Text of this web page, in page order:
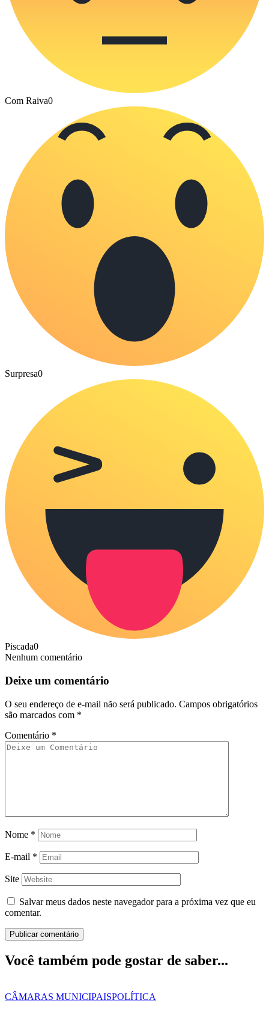
Com Raiva0
Surpresa0
Piscada0
Nenhum comentário
Deixe um comentário
O seu endereço de e-mail não será publicado. Campos obrigatórios
são marcados com *
Comentário *
Nome *
E-mail *
Site
Salvar meus dados neste navegador para a próxima vez que eu
comentar.
Você também pode gostar de saber...
CÂMARAS MUNICIPAISPOLÍTICA